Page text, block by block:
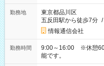
勤務地
東京都品川区
五反田駅から徒歩7分 /
情報通信会社
勤務時間
9:00～16:00 ※休憩60
能です。